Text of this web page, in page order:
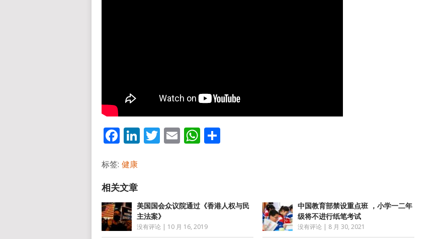
Facebook
LinkedIn
Twitter
EmailWhatsApp
标签: 健康
美国国会众议院通过《香港人权与民
主法案》
没有评论 | 10 月 16, 2019
中国教育部禁设重点班 ，小学一二年
级将不进行纸笔考试
没有评论 | 8 月 30, 2021